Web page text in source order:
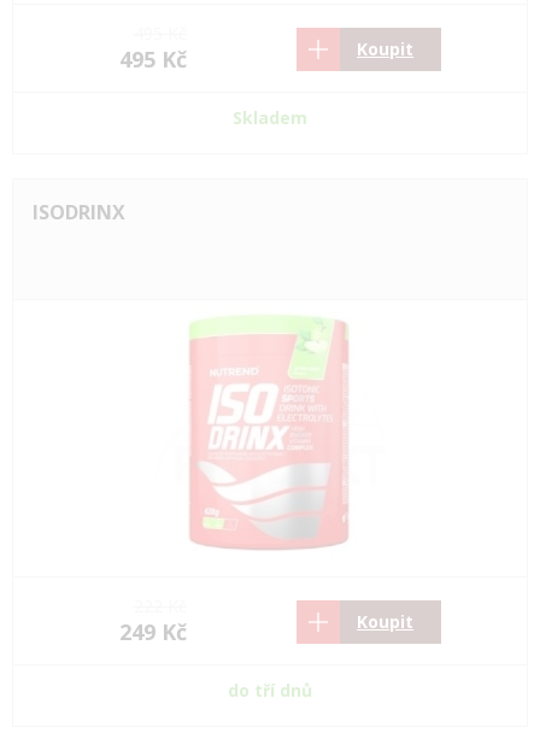
495 Kč Koupit
Skladem
ISODRINX
249 Kč Koupit
do tří dnů